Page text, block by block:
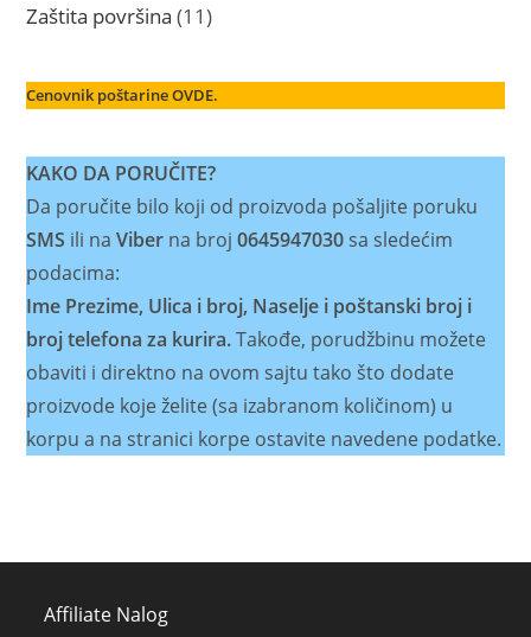
Zaštita površina 1111
Cenovnik poštarine OVDE.
KAKO DA PORUČITE?
Da poručite bilo koji od proizvoda pošaljite poruku
SMS ili naViber na broj0645947030sa sledećim
podacima:
Ime Prezime, Ulica i broj, Naselje i poštanski broj i
broj telefona za kurira.Takođe, porudžbinu možete
obaviti i direktno na ovom sajtu tako što dodate
proizvode koje želite (sa izabranom količinom) u
korpu a na stranici korpe ostavite navedene podatke.
Affiliate Nalog